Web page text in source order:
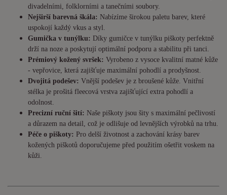
divadelními, folklorními a tanečními soubory.
Nejširší barevná škála: Nabízíme širokou paletu barev, které
uspokojí každý vkus a styl.
Gumička v tunýlku: Díky gumičce v tunýlku piškoty perfektně
drží na noze a poskytují optimální podporu a stabilitu při tanci.
Prémiový kožený svršek: Vyrobeno z vysoce kvalitní matné kůže
- vepřovice, která zajišťuje maximální pohodlí a prodyšnost.
Dvojitá podešev: Vnější podešev je z broušené kůže. Vnitřní
stélka je prošitá fleecová vrstva zajišťující extra pohodlí a
odolnost.
Precizní ruční šití: Naše piškoty jsou šity s maximální pečlivostí
a důrazem na detail, což je odlišuje od levnějších výrobků na trhu.
Péče o piškoty: Pro delší životnost a zachování krásy barev
kožených piškotů doporučujeme před použitím ošetřit voskem na
kůži.